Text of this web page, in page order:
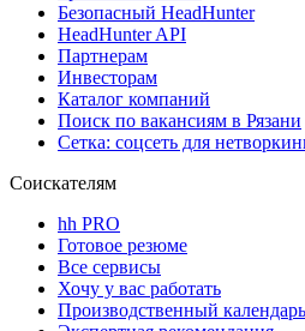
Безопасный HeadHunter
HeadHunter API
Партнерам
Инвесторам
Каталог компаний
Поиск по вакансиям в Рязани
Сетка: соцсеть для
Соискателям
hh PRO
Готовое резюме
Все сервисы
Хочу у вас работать
Производственный календарь